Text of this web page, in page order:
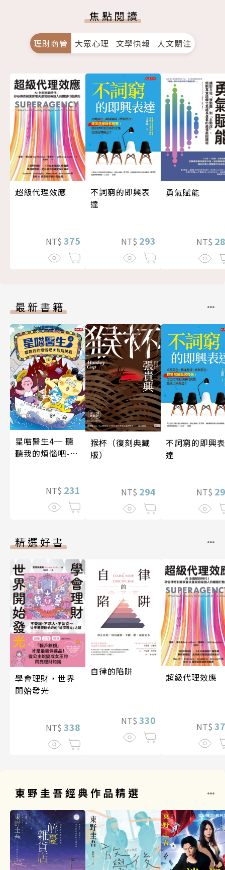
焦點閱讀
理財商管 大眾心理 文學快報 人文關注
超級代理效應
NT$ 375
不詞窮的即興表
達
NT$ 293
勇氣賦能
NT$
最新書籍
星喵醫生4─ 聽
聽我的煩惱吧-假
NT$ 231
猴杯（復刻典藏
版）
NT$ 294
不詞窮的即興表
達
NT$
精選好書
學會理財，世界
開始發光
NT$ 338
自律的陷阱
NT$ 330
超級代理效應
NT$
東野圭吾經典作品精選